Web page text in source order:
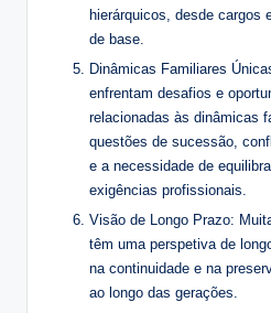
hierárquicos, desde cargos
de base.
Dinâmicas Familiares
enfrentam desafios e
relacionadas às dinâmicas
questões de sucessão,
e a necessidade de
exigências profissionais.
Visão de Longo Prazo:
têm uma perspetiva de
na continuidade e na
ao longo das gerações.